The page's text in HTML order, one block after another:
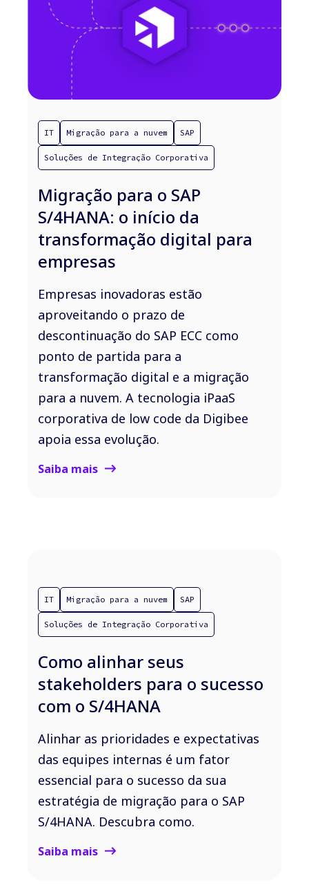
IT Migração para a nuvem SAP
Soluções de Integração Corporativa
Migração para o SAP
S/4HANA: o início da
transformação digital para
empresas
Empresas inovadoras estão
aproveitando o prazo de
descontinuação do SAP ECC como
ponto de partida para a
transformação digital e a migração
para a nuvem. A tecnologia iPaaS
corporativa de low code da Digibee
apoia essa evolução.
Saiba mais
IT Migração para a nuvem SAP
Soluções de Integração Corporativa
Como alinhar seus
stakeholders para o sucesso
com o S/4HANA
Alinhar as prioridades e expectativas
das equipes internas é um fator
essencial para o sucesso da sua
estratégia de migração para o SAP
S/4HANA. Descubra como.
Saiba mais